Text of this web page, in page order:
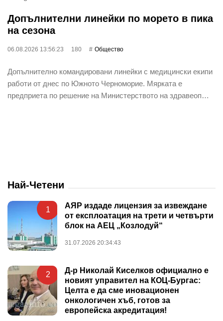
Допълнителни линейки по морето в пика
на сезона
06.08.2026 13:56:23 180 Общество
Допълнително командировани линейки с медицински екипи
работи от днес по Южното Черноморие. Мярката е
предприета по решение на Министерството на здравеоп…
Най-Четени
1
АЯР издаде лицензия за извеждане
от експлоатация на трети и четвърти
блок на АЕЦ „Козлодуй“
31.07.2026 20:34:43
2
Д-р Николай Киселков официално е
новият управител на КОЦ-Бургас:
Целта е да сме иновационен
онкологичен хъб, готов за
европейска акредитация!